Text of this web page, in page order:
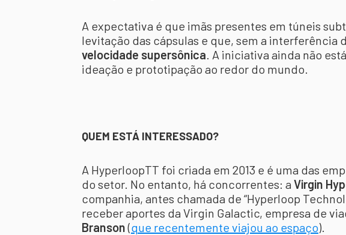
A expectativa é que imãs presentes em túneis
levitação das cápsulas e que, sem a interferência
velocidade supersônica. A iniciativa ainda não
ideação e prototipação ao redor do mundo.
QUEM ESTÁ INTERESSADO?
A HyperloopTT foi criada em 2013 e é uma das
do setor. No entanto, há concorrentes: a Virgin
companhia, antes chamada de “Hyperloop
receber aportes da Virgin Galactic, empresa de
Branson(que recentemente viajou ao espaço).